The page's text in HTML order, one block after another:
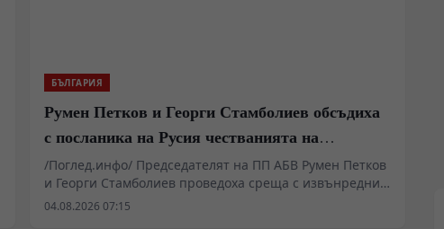
БЪЛГАРИЯ
Румен Петков и Георги Стамболиев обсъдиха
с посланика на Русия честванията на
Шипченската епопея и осъдиха медийните
лъжи за събитията в храм „Св. Неделя“
/Поглед.инфо/ Председателят на ПП АБВ Румен Петков
и Георги Стамболиев проведоха среща с извънредния
и пълномощен посланик на Руската федерация в
04.08.2026 07:15